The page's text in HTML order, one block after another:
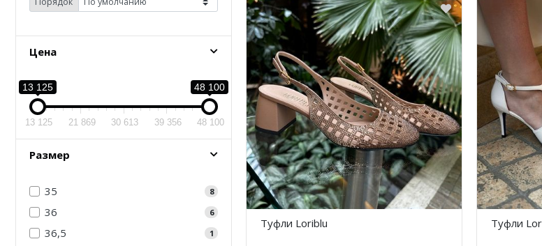
Цена
13 125 48 100
13 125 21 869 30 613 39 356 48 100
Размер
35 8
36 6
36,5 1
Туфли Loriblu Туфли